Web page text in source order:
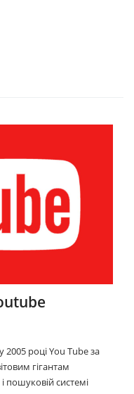
році You Tube за
гігантам
пошуковій системі